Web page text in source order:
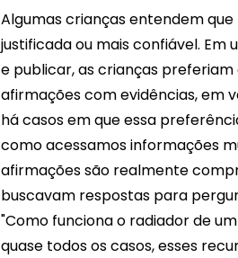
Algumas crianças entendem
justificada ou mais confiável. Em
e publicar, as crianças
afirmações com evidências, em
há casos em que essa
como acessamos informações
afirmações são realmente
buscavam respostas para
"Como funciona o radiador de
quase todos os casos, esses